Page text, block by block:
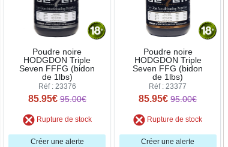
Poudre noire
HODGDON Triple
Seven FFFG (bidon
de 1lbs)
Réf : 23376
85.95€ 95.00€
Rupture de stock
Créer une alerte
Poudre noire
HODGDON Triple
Seven FFG (bidon
de 1lbs)
Réf : 23377
85.95€ 95.00€
Rupture de stock
Créer une alerte